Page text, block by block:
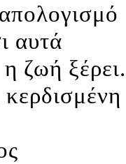
αυτά
ζωή ξέρει.